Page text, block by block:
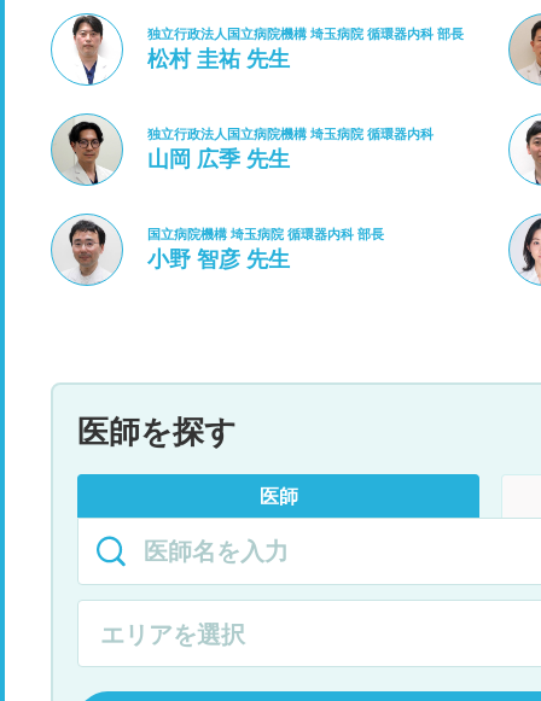
独立行政法人国立病院機構 埼玉病院 循環器内科 部長
松村 圭祐 先生
独立行政法人国立病院機構 埼玉病院 循環器内科
山岡 広季 先生
国立病院機構 埼玉病院 循環器内科 部長
小野 智彦 先生
医師を探す
医師